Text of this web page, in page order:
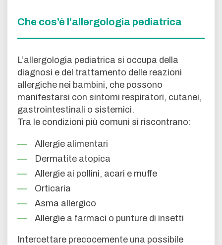
Che cos’è l’allergologia pediatrica
L’allergologia pediatrica si occupa della
diagnosi e del trattamento delle reazioni
allergiche nei bambini, che possono
manifestarsi con sintomi respiratori, cutanei,
gastrointestinali o sistemici.
Tra le condizioni più comuni si riscontrano:
Allergie alimentari
Dermatite atopica
Allergie ai pollini, acari e muffe
Orticaria
Asma allergico
Allergie a farmaci o punture di insetti
Intercettare precocemente una possibile